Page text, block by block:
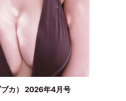
カ） 2026年4月号